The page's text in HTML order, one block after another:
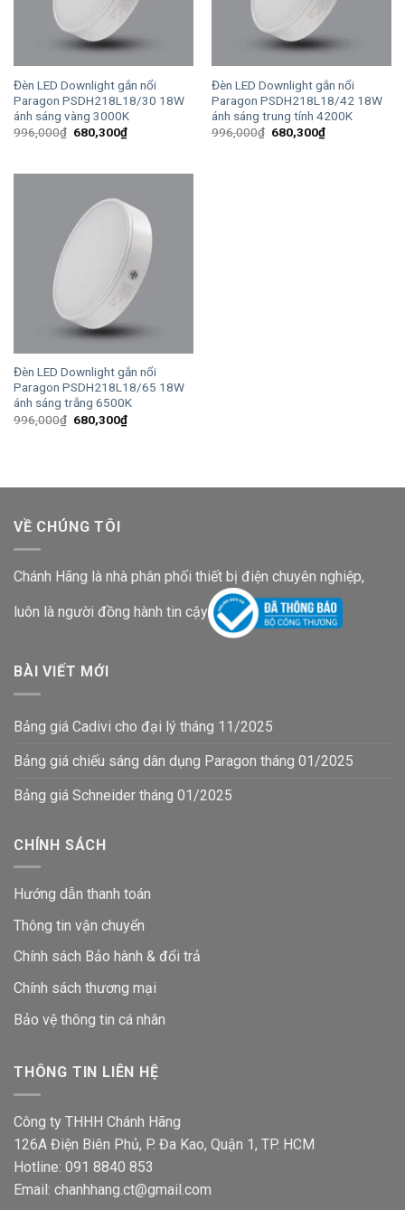
Đèn LED Downlight gắn nổi
Paragon PSDH218L18/30 18W
ánh sáng vàng 3000K
996,000₫ Giá
680,300₫Giá
hiện
680,300₫.
Đèn LED Downlight gắn nổi
Paragon PSDH218L18/42 18W
ánh sáng trung tính 4200K
996,000₫ Giá
680,300₫Giá
hiện
Đèn LED Downlight gắn nổi
Paragon PSDH218L18/65 18W
ánh sáng trắng 6500K
996,000₫ Giá
680,300₫Giá
hiện
VỀ CHÚNG TÔI
Chánh Hãng là nhà phân phối thiết bị điện chuyên nghiệp,
luôn là người đồng hành tin cậy
BÀI VIẾT MỚI
Bảng giá Cadivi cho đại lý tháng 11/2025
Bảng giá chiếu sáng dân dụng Paragon tháng 01/2025
Bảng giá Schneider tháng 01/2025
CHÍNH SÁCH
Hướng dẫn thanh toán
Thông tin vận chuyển
Chính sách Bảo hành & đổi trả
Chính sách thương mại
Bảo vệ thông tin cá nhân
THÔNG TIN LIÊN HỆ
Công ty THHH Chánh Hãng
126A Điện Biên Phủ, P. Đa Kao, Quận 1, TP. HCM
Hotline: 091 8840 853
Email: chanhhang.ct@gmail.com